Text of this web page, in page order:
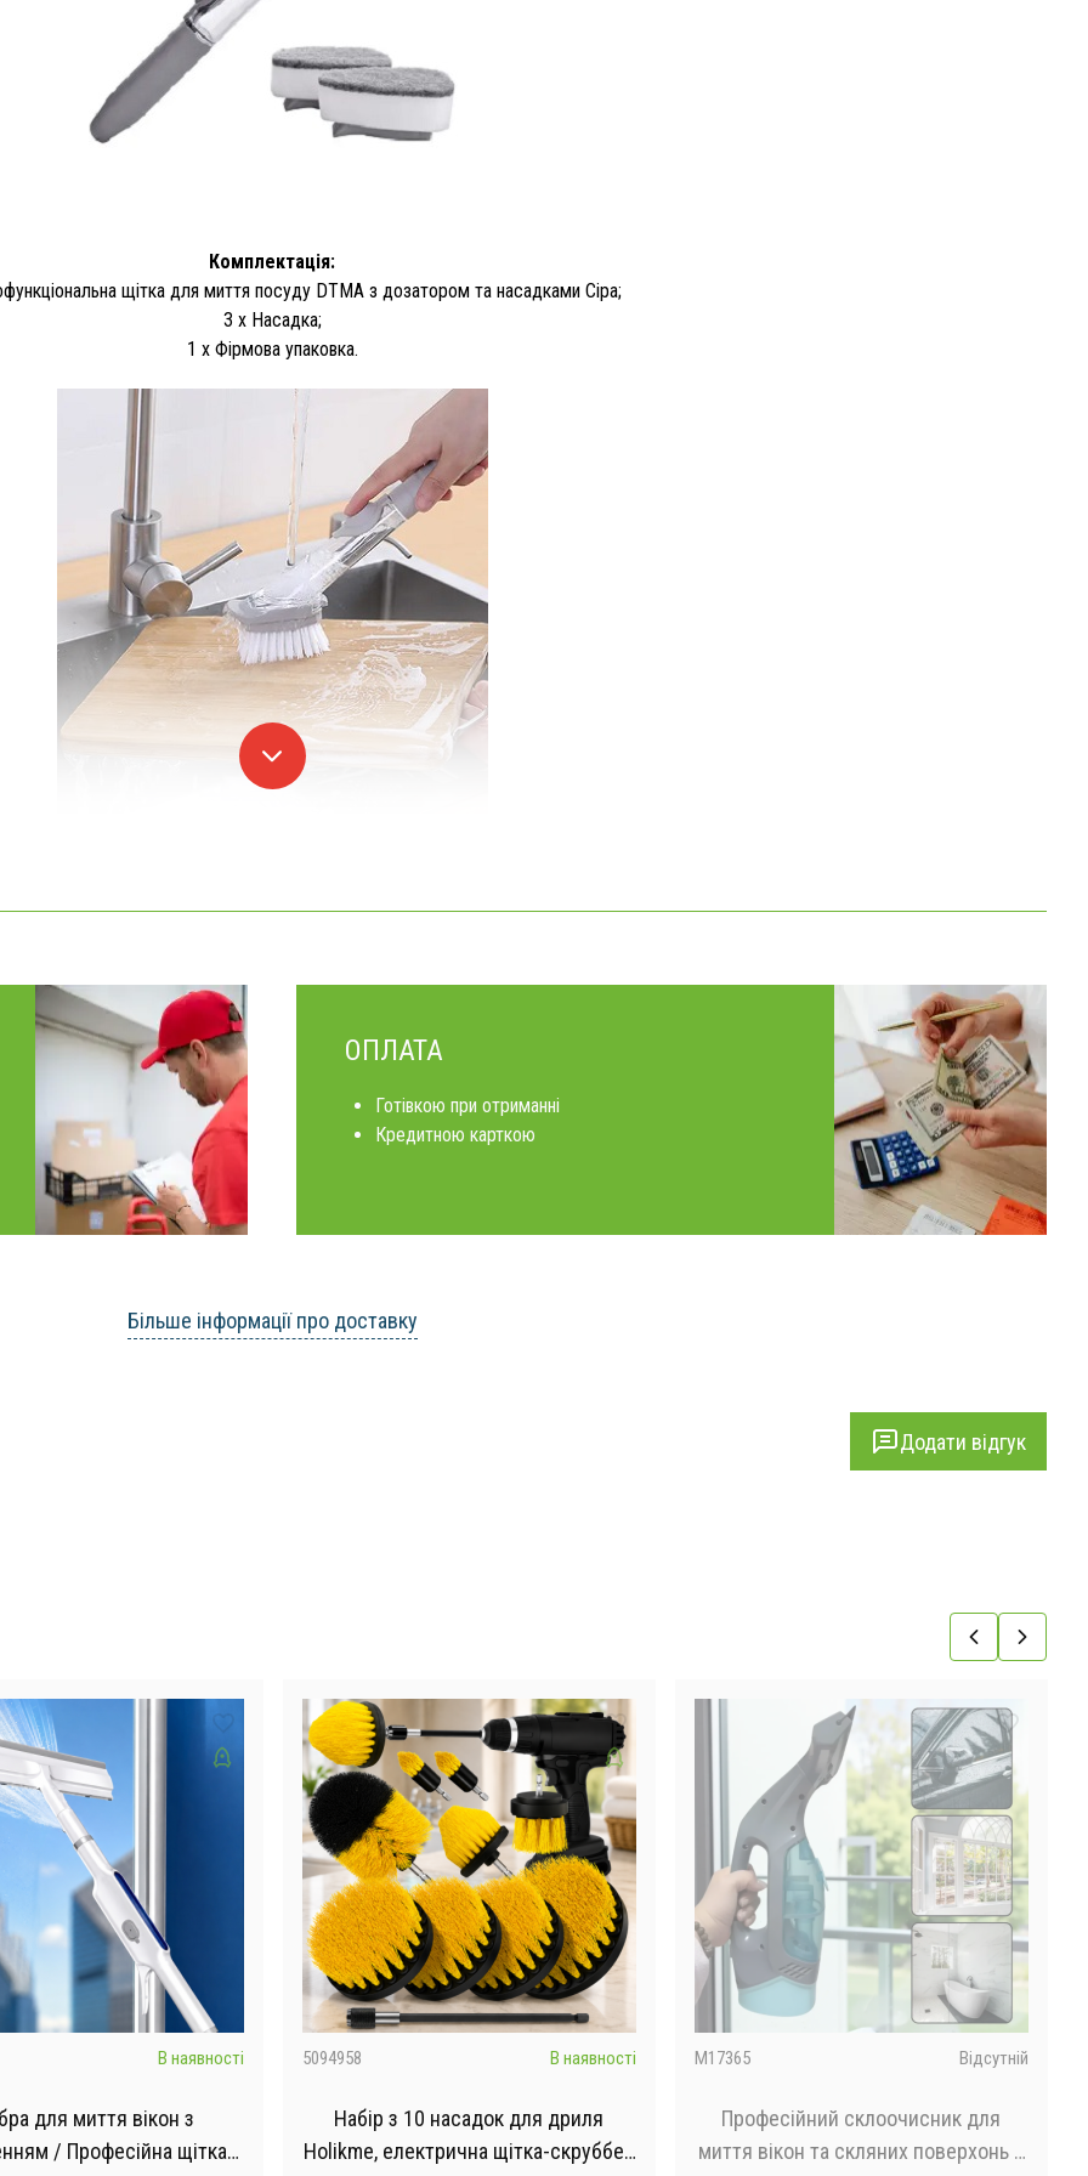
Комплектація:
щітка для миття посуду DTMA з дозатором та насадками Сіра;
3 x Насадка;
1 x Фірмова упаковка.
ОПЛАТА
Готівкою при отриманні
Кредитною карткою
Більше інформації про доставку
Додати відгук
В наявності
для миття вікон з
/ Професійна щітка
5094958 В наявності
Набір з 10 насадок для дриля
Holikme, електрична щітка-скруббер
M17365 Відсутній
Професійний склоочисник для
миття вікон та скляних поверхонь з